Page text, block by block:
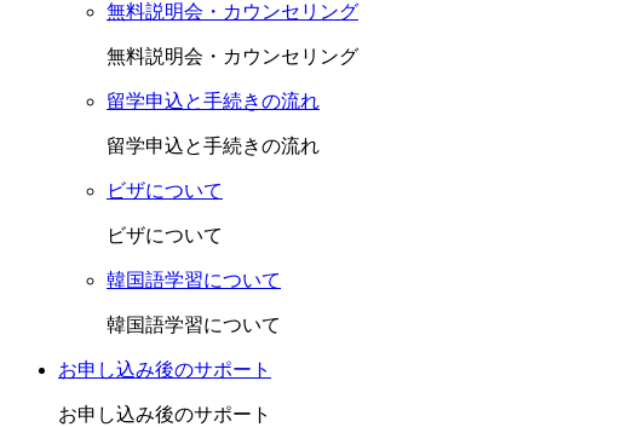
無料説明会・カウンセリング
無料説明会・カウンセリング
留学申込と手続きの流れ
留学申込と手続きの流れ
ビザについて
ビザについて
韓国語学習について
韓国語学習について
お申し込み後のサポート
お申し込み後のサポート